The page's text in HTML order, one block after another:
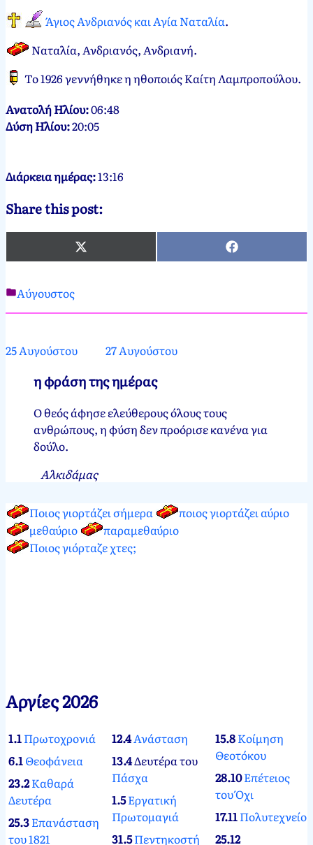
Άγιος Ανδριανός και Αγία Ναταλία.
Ναταλία, Ανδριανός, Ανδριανή.
Το 1926 γεννήθηκε η ηθοποιός Καίτη Λαμπροπούλου.
Ανατολή Ηλίου:06:48
Δύση Ηλίου:20:05
Διάρκεια ημέρας:13:16
Share this post:
X
(Twitter)
Facebook
Νεκτάριος
26
2012
Αυγούστου,
Αύγουστος
25 Αυγούστου 27 Αυγούστου
η φράση της ημέρας
Ο θεός άφησε ελεύθερους όλους τους
ανθρώπους, η φύση δεν προόρισε κανένα για
δούλο.
Αλκιδάμας
Ποιος γιορτάζει σήμερα
ποιος γιορτάζει αύριο
μεθαύριο
παραμεθαύριο
Ποιος γιόρταζε χτες;
Αργίες 2026
1.1Πρωτοχρονιά
6.1Θεοφάνεια
23.2Καθαρά
Δευτέρα
25.3Επανάσταση
του 1821
12.4Ανάσταση
13.4Δευτέρα του
Πάσχα
1.5Εργατική
Πρωτομαγιά
31.5Πεντηκοστή
15.8Κοίμηση
Θεοτόκου
28.10Επέτειος
του Όχι
17.11Πολυτεχνείο
25.12